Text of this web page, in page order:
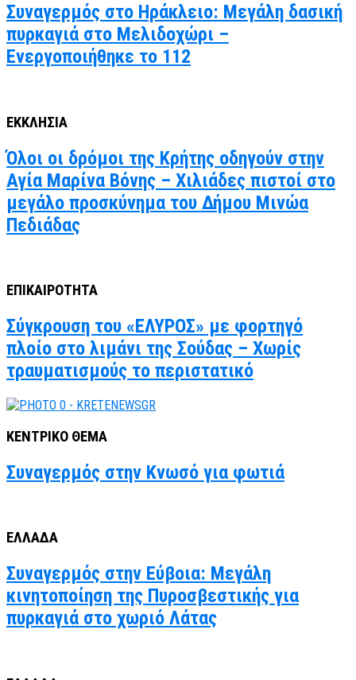
Συναγερμός στο Ηράκλειο: Μεγάλη δασική
πυρκαγιά στο Μελιδοχώρι –
Ενεργοποιήθηκε το 112
ΕΚΚΛΗΣΙΑ
Όλοι οι δρόμοι της Κρήτης οδηγούν στην
Αγία Μαρίνα Βόνης – Χιλιάδες πιστοί στο
μεγάλο προσκύνημα του Δήμου Μινώα
Πεδιάδας
ΕΠΙΚΑΙΡΟΤΗΤΑ
Σύγκρουση του «ΕΛΥΡΟΣ» με φορτηγό
πλοίο στο λιμάνι της Σούδας – Χωρίς
τραυματισμούς το περιστατικό
ΚΕΝΤΡΙΚΟ ΘΕΜΑ
Συναγερμός στην Κνωσό για φωτιά
ΕΛΛΑΔΑ
Συναγερμός στην Εύβοια: Μεγάλη
κινητοποίηση της Πυροσβεστικής για
πυρκαγιά στο χωριό Λάτας